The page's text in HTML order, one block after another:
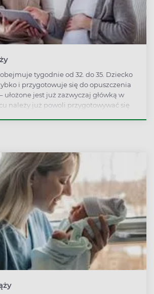
tygodnie od 32. do 35. Dziecko
i przygotowuje się do opuszczenia
ułożone jest już zazwyczaj główką w
należy już powoli przygotowywać się